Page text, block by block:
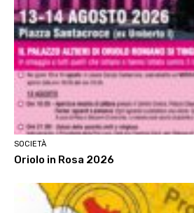
SOCIETÀ
Oriolo in Rosa 2026